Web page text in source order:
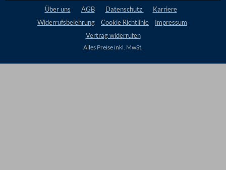
Über uns AGB Datenschutz
Karriere
Widerrufsbelehrung
Cookie Richtlinie
Impressum
Vertrag widerrufen
Alles Preise inkl. MwSt.